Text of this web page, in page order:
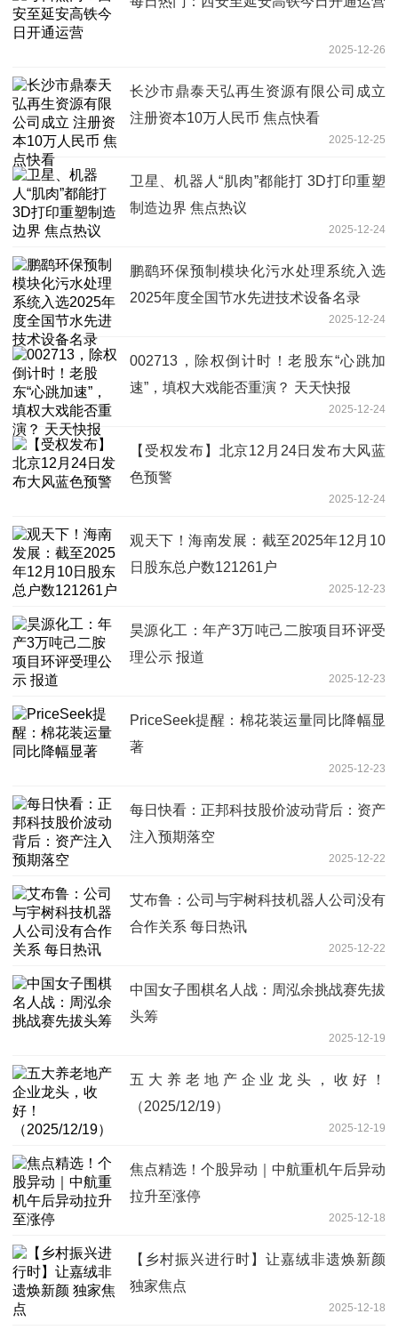
2025-12-26
长沙市鼎泰天弘再生资源有限公司成立
注册资本10万人民币 焦点快看
2025-12-25
卫星、机器人“肌肉”都能打 3D打印重塑
制造边界 焦点热议
2025-12-24
鹏鹞环保预制模块化污水处理系统入选
2025年度全国节水先进技术设备名录
2025-12-24
002713，除权倒计时！老股东“心跳加
速”，填权大戏能否重演？ 天天快报
2025-12-24
【受权发布】北京12月24日发布大风蓝
色预警
2025-12-24
观天下！海南发展：截至2025年12月10
日股东总户数121261户
2025-12-23
昊源化工：年产3万吨己二胺项目环评受
理公示 报道
2025-12-23
PriceSeek提醒：棉花装运量同比降幅显
著
2025-12-23
每日快看：正邦科技股价波动背后：资产
注入预期落空
2025-12-22
艾布鲁：公司与宇树科技机器人公司没有
合作关系 每日热讯
2025-12-22
中国女子围棋名人战：周泓余挑战赛先拔
头筹
2025-12-19
五大养老地产企业龙头，收好！
（2025/12/19）
2025-12-19
焦点精选！个股异动｜中航重机午后异动
拉升至涨停
2025-12-18
【乡村振兴进行时】让嘉绒非遗焕新颜
独家焦点
2025-12-18